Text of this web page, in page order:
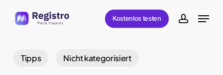
Kostenlos testen account
Menu
Tipps Nicht kategorisiert